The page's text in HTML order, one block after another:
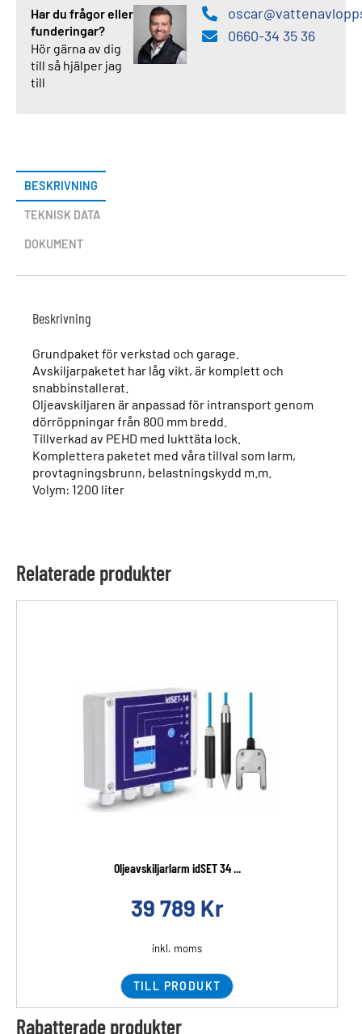
Har du frågor eller
funderingar?
Hör gärna av dig
till så hjälper jag
till
0660-34 35 36
BESKRIVNING
TEKNISK DATA
DOKUMENT
Beskrivning
Grundpaket för verkstad och garage.
Avskiljarpaketet har låg vikt, är komplett och
snabbinstallerat.
Oljeavskiljaren är anpassad för intransport genom
dörröppningar från 800 mm bredd.
Tillverkad av PEHD med lukttäta lock.
Komplettera paketet med våra tillval som larm,
provtagningsbrunn, belastningskydd m.m.
Volym: 1200 liter
Relaterade produkter
Oljeavskiljarlarm idSET 34 ...
39 789 Kr
inkl. moms
TILL PRODUKT
Rabatterade produkter